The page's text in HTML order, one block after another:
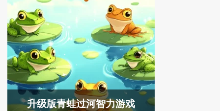
升级版青蛙过河智力游戏